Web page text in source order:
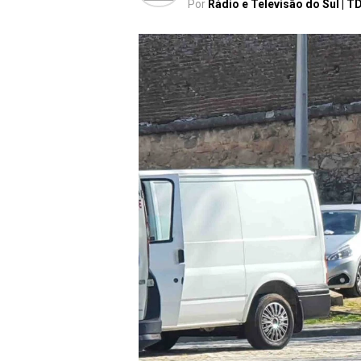
Por Rádio e Televisão do Sul |